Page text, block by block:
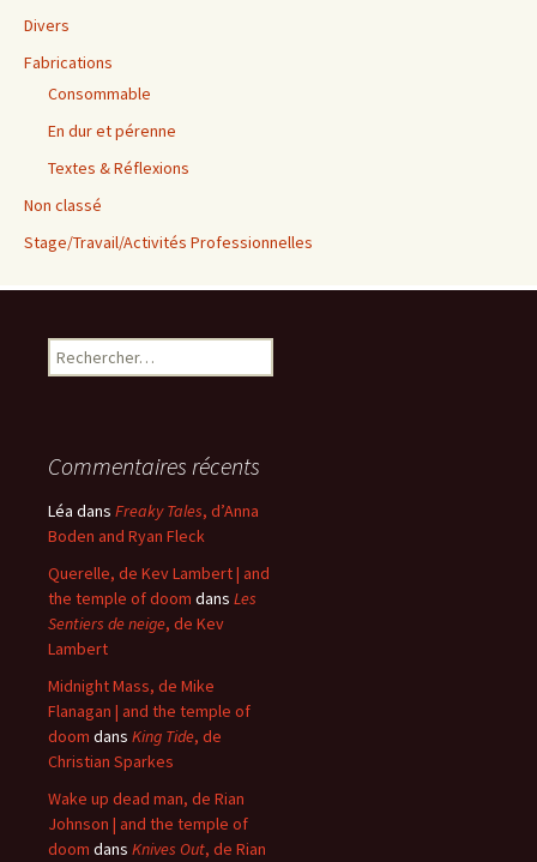
Divers
Fabrications
Consommable
En dur et pérenne
Textes & Réflexions
Non classé
Stage/Travail/Activités Professionnelles
Rechercher :
Commentaires récents
Léa dans Freaky Tales, d’Anna
Boden and Ryan Fleck
Querelle, de Kev Lambert | and
the temple of doom dans Les
Sentiers de neige, de Kev
Lambert
Midnight Mass, de Mike
Flanagan | and the temple of
doom dans King Tide, de
Christian Sparkes
Wake up dead man, de Rian
Johnson | and the temple of
doom dans Knives Out, de Rian